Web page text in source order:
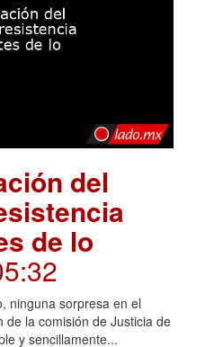
del
de lo
ninguna sorpresa en el
de la comisión de Justicia de
y sencillamente...